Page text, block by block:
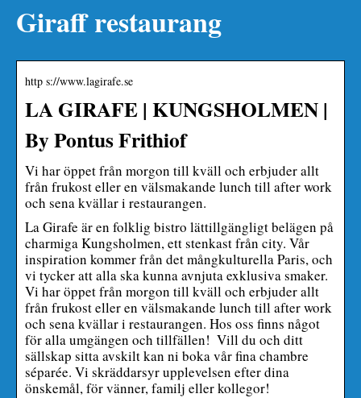
Giraff restaurang
http s://www.lagirafe.se
LA GIRAFE | KUNGSHOLMEN |
By Pontus Frithiof
Vi har öppet från morgon till kväll och erbjuder allt
från frukost eller en välsmakande lunch till after work
och sena kvällar i restaurangen.
La Girafe är en folklig bistro lättillgängligt belägen på
charmiga Kungsholmen, ett stenkast från city. Vår
inspiration kommer från det mångkulturella Paris, och
vi tycker att alla ska kunna avnjuta exklusiva smaker. ‍
Vi har öppet från morgon till kväll och erbjuder allt
från frukost eller en välsmakande lunch till after work
och sena kvällar i restaurangen. Hos oss finns något
för alla umgängen och tillfällen! ‍ Vill du och ditt
sällskap sitta avskilt kan ni boka vår fina chambre
séparée. Vi skräddarsyr upplevelsen efter dina
önskemål, för vänner, familj eller kollegor!